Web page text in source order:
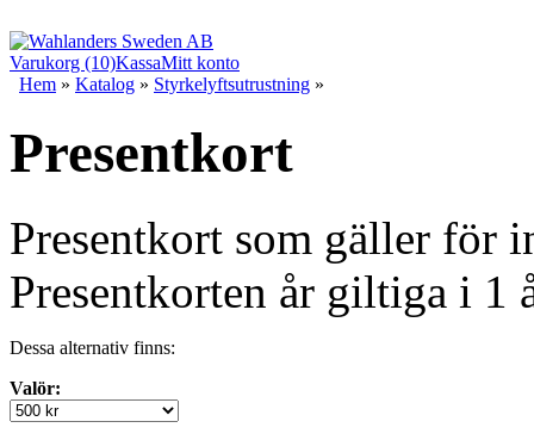
Varukorg (10)KassaMitt konto
Hem » Katalog » Styrkelyftsutrustning »
Presentkort
Presentkort som gäller för
Presentkorten år giltiga i 1
Dessa alternativ finns:
Valör: